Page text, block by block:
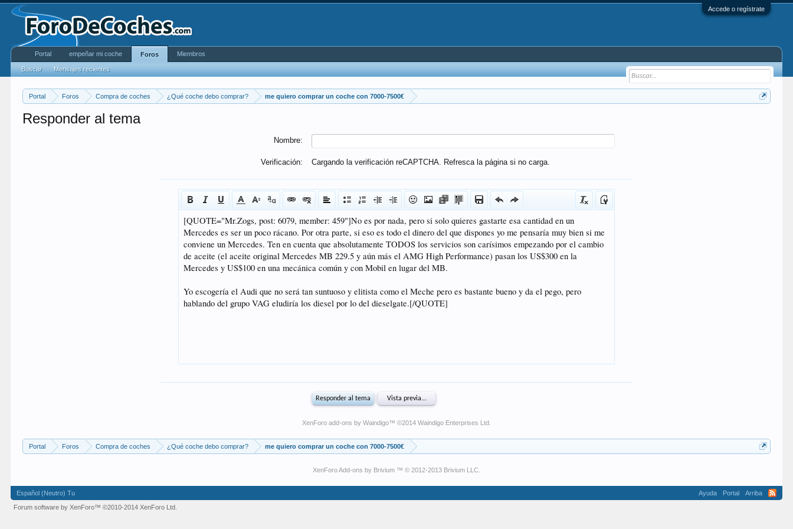
Accede o regístrate
Portal Foros Compra de coches ¿Qué coche debo comprar? me quiero comprar un coche con 7000-7500€
Responder al tema
Nombre:
Verificación: Cargando la verificación reCAPTCHA. Refresca la página si no carga.
XenForo add-ons by Waindigo™ ©2014 Waindigo Enterprises Ltd
Portal Foros Compra de coches ¿Qué coche debo comprar? me quiero comprar un coche con 7000-7500€
XenForo Add-ons by Brivium ™ © 2012-2013 Brivium LLC.
Portal empeñar mi coche Foros
Buscar Mensajes recientes
Miembros
Español (Neutro) Tu Ayuda Portal
Arriba
Forum software by XenForo™©2010-2014 XenForo Ltd.